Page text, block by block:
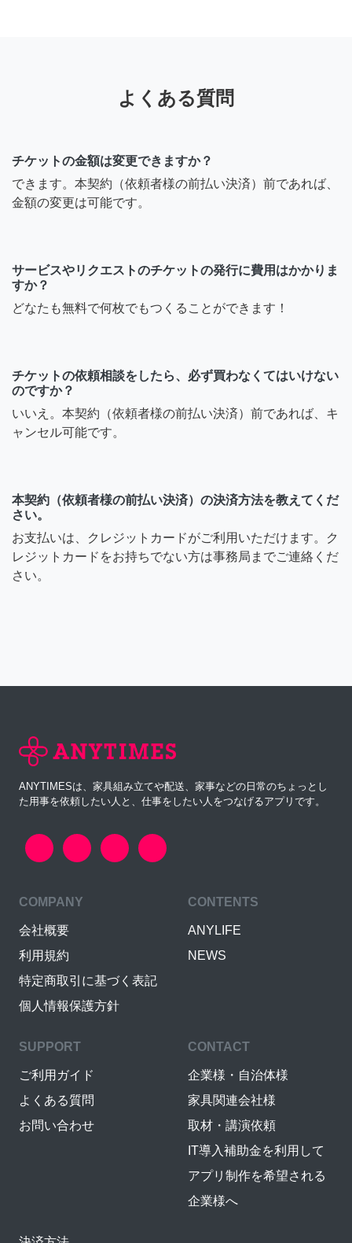
よくある質問
チケットの金額は変更できますか？
できます。本契約（依頼者様の前払い決済）前であれば、
金額の変更は可能です。
サービスやリクエストのチケットの発行に費用はかかりま
すか？
どなたも無料で何枚でもつくることができます！
チケットの依頼相談をしたら、必ず買わなくてはいけない
のですか？
いいえ。本契約（依頼者様の前払い決済）前であれば、キ
ャンセル可能です。
本契約（依頼者様の前払い決済）の決済方法を教えてくだ
さい。
お支払いは、クレジットカードがご利用いただけます。ク
レジットカードをお持ちでない方は事務局までご連絡くだ
さい。
ANYTIMESは、家具組み立てや配送、家事などの日常のちょっとし
た用事を依頼したい人と、仕事をしたい人をつなげるアプリです。
COMPANY
会社概要
利用規約
特定商取引に基づく表記
個人情報保護方針
CONTENTS
ANYLIFE
NEWS
SUPPORT
ご利用ガイド
よくある質問
お問い合わせ
CONTACT
企業様・自治体様
家具関連会社様
取材・講演依頼
IT導入補助金を利用して
アプリ制作を希望される
企業様へ